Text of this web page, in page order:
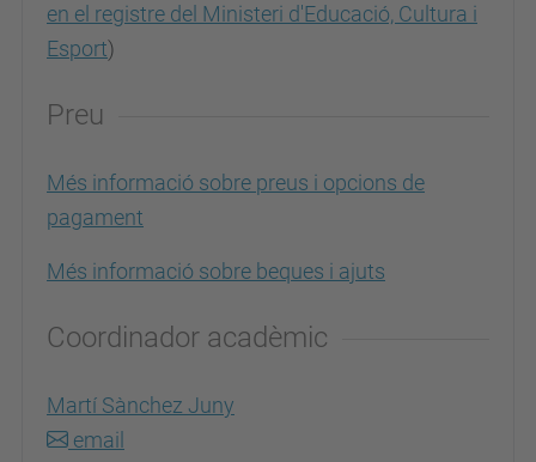
en el registre del Ministeri d'Educació, Cultura i
Esport)
Preu
Més informació sobre preus i opcions de
pagament
Més informació sobre beques i ajuts
Coordinador acadèmic
Martí Sànchez Juny
email